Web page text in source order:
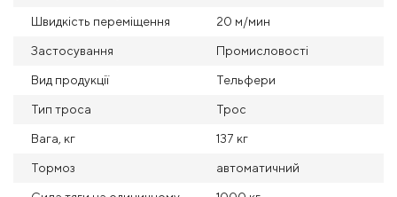
Швидкість переміщення 20 м/мин
Застосування Промисловості
Вид продукції Тельфери
Тип троса Трос
Вага, кг 137 кг
Тормоз автоматичний